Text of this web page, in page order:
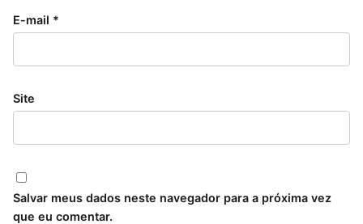
E-mail *
Site
Salvar meus dados neste navegador para a próxima vez
que eu comentar.